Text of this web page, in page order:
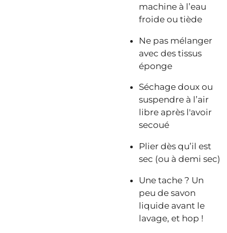
machine à l’eau
froide ou tiède
Ne pas mélanger
avec des tissus
éponge
Séchage doux ou
suspendre à l’air
libre après l'avoir
secoué
Plier dès qu’il est
sec (ou à demi sec)
Une tache ? Un
peu de savon
liquide avant le
lavage, et hop !